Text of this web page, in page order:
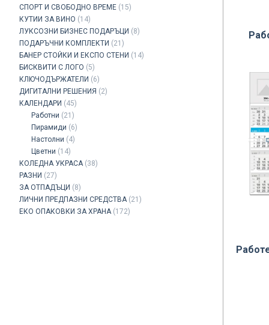
СПОРТ И СВОБОДНО ВРЕМЕ (15)
КУТИИ ЗА ВИНО (14)
ЛУКСОЗНИ БИЗНЕС ПОДАРЪЦИ (8)
ПОДАРЪЧНИ КОМПЛЕКТИ (21)
БАНЕР СТОЙКИ И ЕКСПО СТЕНИ (14)
БИСКВИТИ С ЛОГО (5)
КЛЮЧОДЪРЖАТЕЛИ (6)
ДИГИТАЛНИ РЕШЕНИЯ (2)
КАЛЕНДАРИ (45)
Работни (21)
Пирамиди (6)
Настолни (4)
Цветни (14)
КОЛЕДНА УКРАСА (38)
РАЗНИ (27)
ЗА ОТПАДЪЦИ (8)
ЛИЧНИ ПРЕДПАЗНИ СРЕДСТВА (21)
ЕКО ОПАКОВКИ ЗА ХРАНА (172)